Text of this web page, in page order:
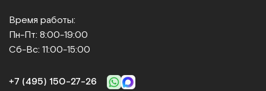
Время работы:
Пн-Пт: 8:00-19:00
Сб-Вс: 11:00-15:00
+7 (495) 150‑27‑26